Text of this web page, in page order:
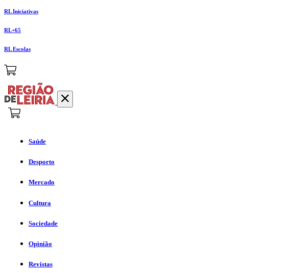
RL Iniciativas
RL+65
RL Escolas
Saúde
Desporto
Mercado
Cultura
Sociedade
Opinião
Revistas